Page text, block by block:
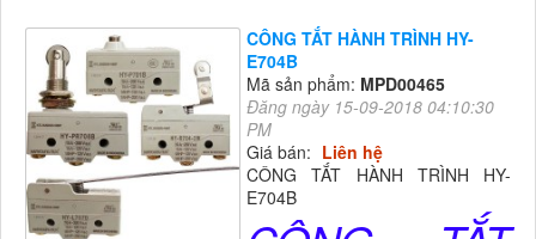
CÔNG TẮT HÀNH TRÌNH HY-
E704B
Mã sản phẩm: MPD00465
Đăng ngày 15-09-2018 04:10:30
PM
Giá bán: Liên hệ
CÔNG TẮT HÀNH TRÌNH HY-
E704B